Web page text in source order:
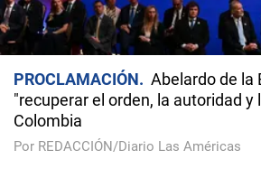
PROCLAMACIÓN
Abelardo de la
"recuperar el orden, la autoridad y
Colombia
Por REDACCIÓN/Diario Las Américas